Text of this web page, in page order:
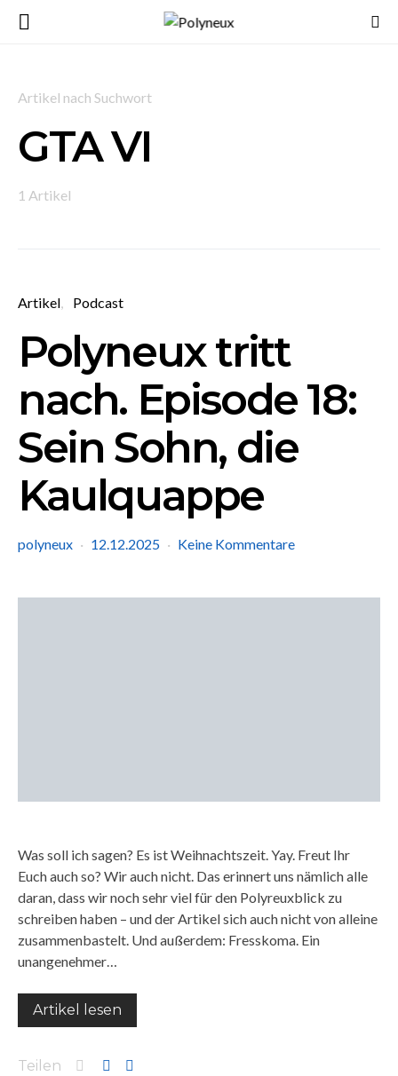
Artikel nach Suchwort
GTA VI
1 Artikel
Artikel Podcast
Polyneux tritt
nach. Episode 18:
Sein Sohn, die
Kaulquappe
polyneux 12.12.2025 Keine Kommentare
Was soll ich sagen? Es ist Weihnachtszeit. Yay. Freut Ihr
Euch auch so? Wir auch nicht. Das erinnert uns nämlich alle
daran, dass wir noch sehr viel für den Polyreuxblick zu
schreiben haben – und der Artikel sich auch nicht von alleine
zusammenbastelt. Und außerdem: Fresskoma. Ein
unangenehmer…
Artikel lesen
Teilen